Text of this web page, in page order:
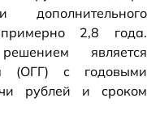
примерно 2,8 года.
является
(ОГГ) с годовыми
рублей и сроком